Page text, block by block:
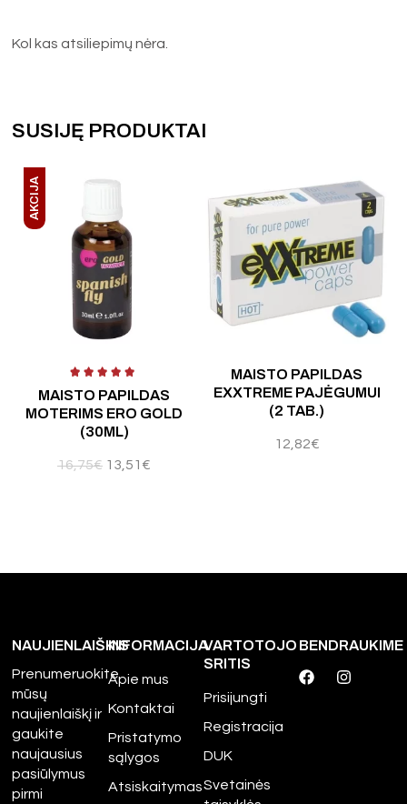
Kol kas atsiliepimų nėra.
SUSIJĘ PRODUKTAI
AKCIJA
MAISTO PAPILDAS
MOTERIMS ERO GOLD
(30ML)
16,75€ 13,51 €
MAISTO PAPILDAS
EXXTREME PAJĖGUMUI
(2 TAB.)
12,82€
Įvertinimas:4.67 Įvertinimas:5.00
NAUJIENLAIŠKIS
Prenumeruokite
mūsų
naujienlaiškį ir
gaukite
naujausius
pasiūlymus
pirmi
INFORMACIJA
Apie mus
Kontaktai
Pristatymo
sąlygos
Atsiskaitymas
VARTOTOJO
SRITIS
Prisijungti
Registracija
DUK
Svetainės
BENDRAUKIME